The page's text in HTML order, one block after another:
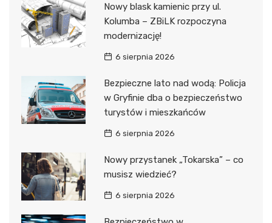
Nowy blask kamienic przy ul.
Kolumba – ZBiLK rozpoczyna
modernizację!
6 sierpnia 2026
Bezpieczne lato nad wodą: Policja
w Gryfinie dba o bezpieczeństwo
turystów i mieszkańców
6 sierpnia 2026
Nowy przystanek „Tokarska” – co
musisz wiedzieć?
6 sierpnia 2026